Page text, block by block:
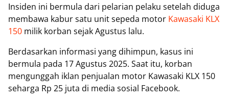
Insiden ini bermula dari pelarian pelaku setelah diduga
membawa kabur satu unit sepeda motor Kawasaki KLX
150 milik korban sejak Agustus lalu.
Berdasarkan informasi yang dihimpun, kasus ini
bermula pada 17 Agustus 2025. Saat itu, korban
mengunggah iklan penjualan motor Kawasaki KLX 150
seharga Rp 25 juta di media sosial Facebook.